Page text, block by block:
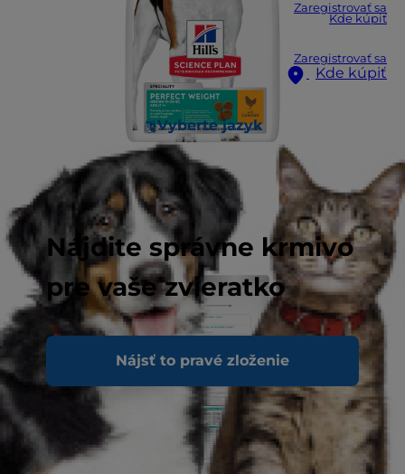
Zaregistrovať sa
Kde kúpiť
Zaregistrovať sa
Kde kúpiť
Vyberte jazyk
Nájdite správne krmivo
pre vaše zvieratko
Nájsť to pravé zloženie